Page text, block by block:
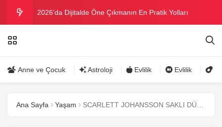
2026’da Dijitalde Öne Çıkmanın En Pratik Yolları
Danla Bilic ile Reynmen Miami’de tatilde
Anne ve Çocuk Astroloji Evlilik Evlilik
Ana Sayfa Yaşam